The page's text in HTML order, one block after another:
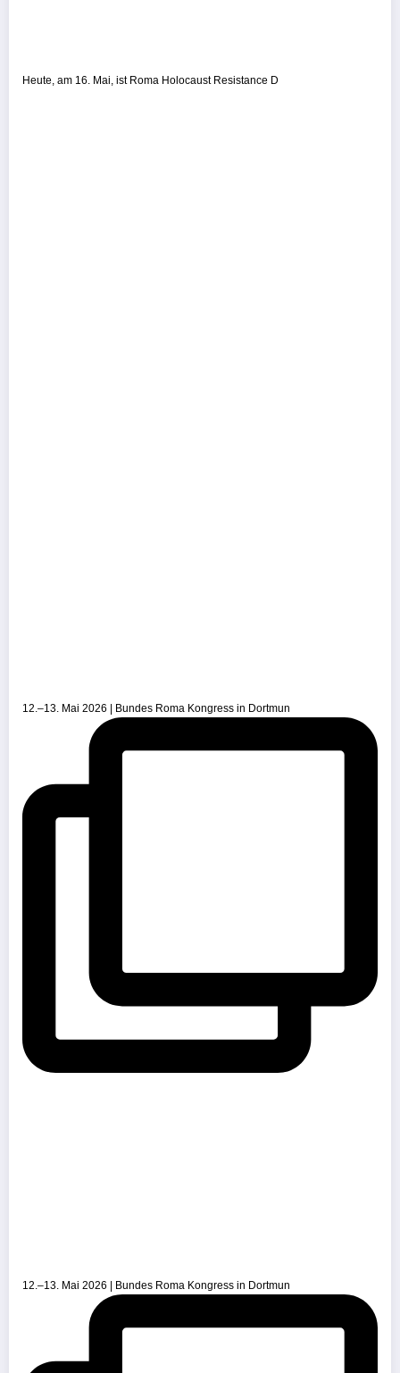
Heute, am 16. Mai, ist Roma Holocaust Resistance D
12.–13. Mai 2026 | Bundes Roma Kongress in Dortmun
12.–13. Mai 2026 | Bundes Roma Kongress in Dortmun